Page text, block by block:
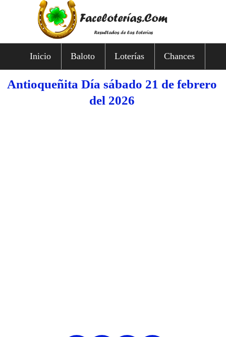
Inicio Baloto Loterías Chances
Antioqueñita Día sábado 21 de febrero
del 2026